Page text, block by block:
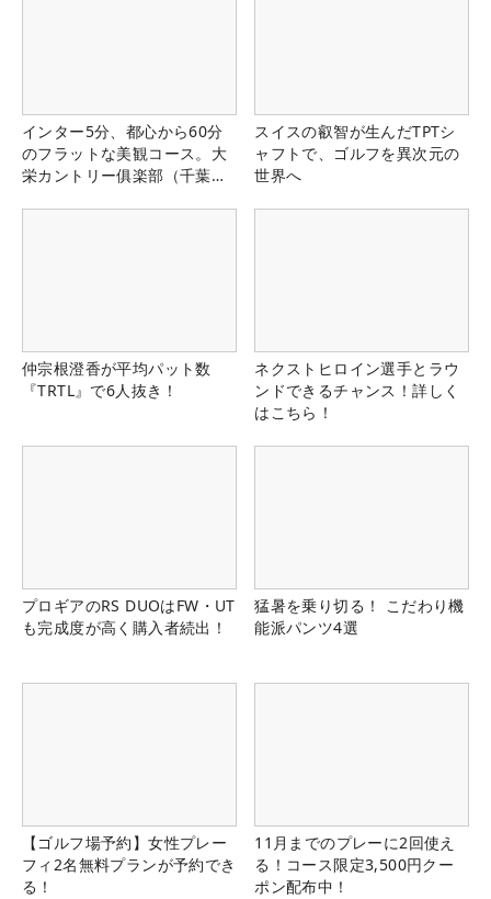
インター5分、都心から60分
のフラットな美観コース。大
栄カントリー俱楽部（千葉
スイスの叡智が生んだTPTシ
ャフトで、ゴルフを異次元の
世界へ
仲宗根澄香が平均パット数
『TRTL』で6人抜き！
ネクストヒロイン選手とラウ
ンドできるチャンス！詳しく
はこちら！
プロギアのRS DUOはFW・UT
も完成度が高く購入者続出！
猛暑を乗り切る！ こだわり機
能派パンツ4選
【ゴルフ場予約】女性プレー
フィ2名無料プランが予約でき
る！
11月までのプレーに2回使え
る！コース限定3,500円クー
ポン配布中！